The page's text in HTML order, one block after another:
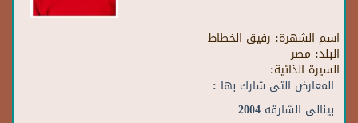
اسم الشهرة: رفيق الخطاط
البلد: مصر
السيرة الذاتية:
المعارض التى شارك بها :
بينالى الشارقه 2004